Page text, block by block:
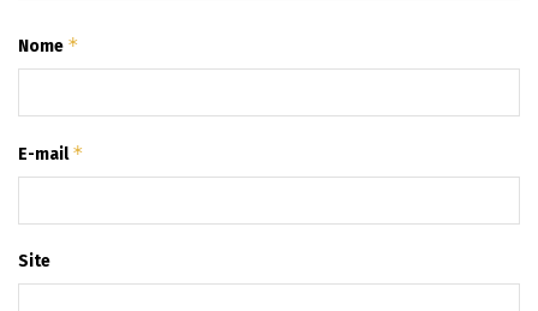
Nome *
E-mail*
Site